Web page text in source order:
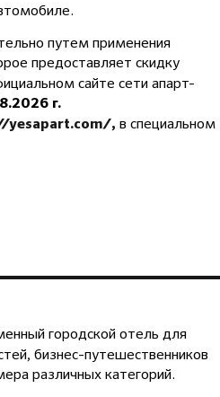
путем применения
предоставляет скидку
сайте сети апарт-
г.
yesapart.com/, в специальном
городской отель для
бизнес-путешественников
различных категорий.